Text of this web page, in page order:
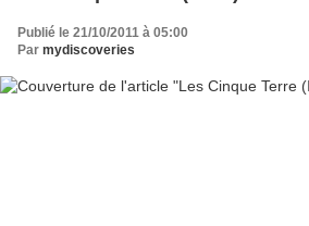
Publié le 21/10/2011 à 05:00
Par mydiscoveries